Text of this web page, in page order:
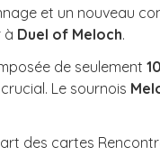
et un nouveau
à Duel of Meloch.
de seulement
Le sournois
des cartes